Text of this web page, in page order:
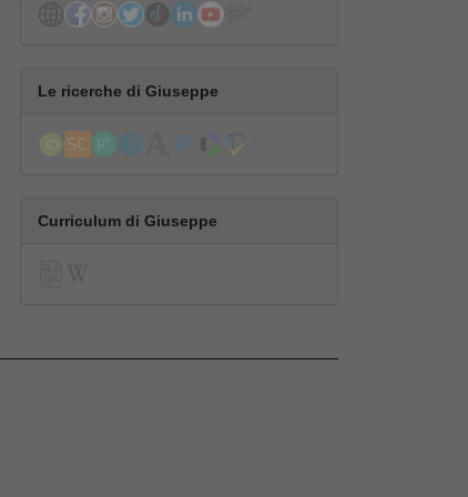
Le ricerche di Giuseppe
Curriculum di Giuseppe